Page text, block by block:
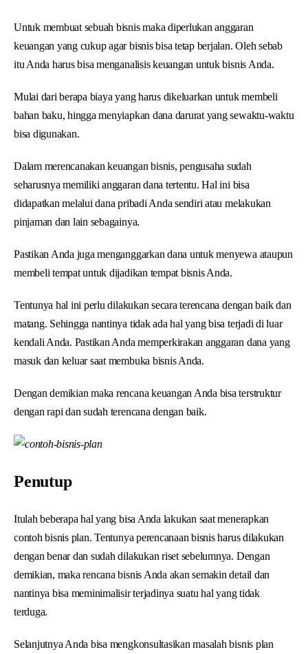
Untuk membuat sebuah bisnis maka diperlukan anggaran
keuangan yang cukup agar bisnis bisa tetap berjalan. Oleh sebab
itu Anda harus bisa menganalisis keuangan untuk bisnis Anda.
Mulai dari berapa biaya yang harus dikeluarkan untuk membeli
bahan baku, hingga menyiapkan dana darurat yang sewaktu-waktu
bisa digunakan.
Dalam merencanakan keuangan bisnis, pengusaha sudah
seharusnya memiliki anggaran dana tertentu. Hal ini bisa
didapatkan melalui dana pribadi Anda sendiri atau melakukan
pinjaman dan lain sebagainya.
Pastikan Anda juga menganggarkan dana untuk menyewa ataupun
membeli tempat untuk dijadikan tempat bisnis Anda.
Tentunya hal ini perlu dilakukan secara terencana dengan baik dan
matang. Sehingga nantinya tidak ada hal yang bisa terjadi di luar
kendali Anda. Pastikan Anda memperkirakan anggaran dana yang
masuk dan keluar saat membuka bisnis Anda.
Dengan demikian maka rencana keuangan Anda bisa terstruktur
dengan rapi dan sudah terencana dengan baik.
Penutup
Itulah beberapa hal yang bisa Anda lakukan saat menerapkan
contoh bisnis plan. Tentunya perencanaan bisnis harus dilakukan
dengan benar dan sudah dilakukan riset sebelumnya. Dengan
demikian, maka rencana bisnis Anda akan semakin detail dan
nantinya bisa meminimalisir terjadinya suatu hal yang tidak
terduga.
Selanjutnya Anda bisa mengkonsultasikan masalah bisnis plan